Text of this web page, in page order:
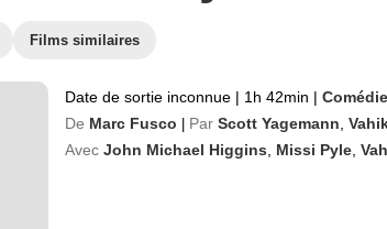
Films similaires
Date de sortie inconnue | 1h 42min | Comédie
De Marc Fusco Par Scott Yagemann
Avec John Michael Higgins Missi Pyle